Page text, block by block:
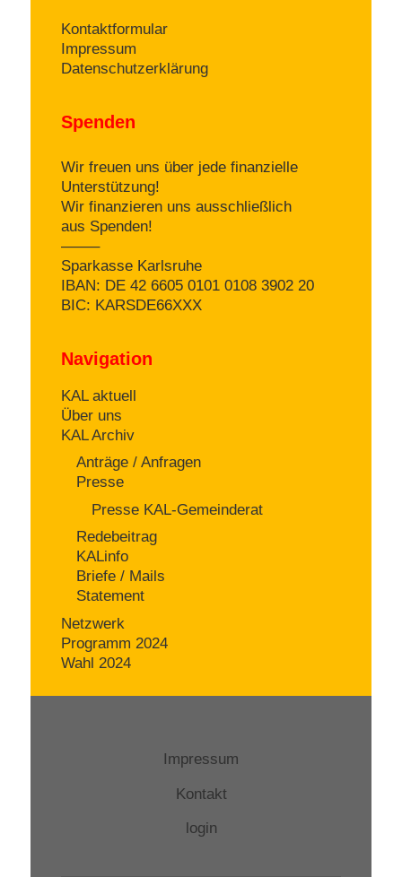
Kontaktformular
Impressum
Datenschutzerklärung
Spenden
Wir freuen uns über jede finanzielle
Unterstützung!
Wir finanzieren uns ausschließlich
aus Spenden!
——–
Sparkasse Karlsruhe
IBAN: DE 42 6605 0101 0108 3902 20
BIC: KARSDE66XXX
Navigation
KAL aktuell
Über uns
KAL Archiv
Anträge / Anfragen
Presse
Presse KAL-Gemeinderat
Redebeitrag
KALinfo
Briefe / Mails
Statement
Netzwerk
Programm 2024
Wahl 2024
Impressum
Kontakt
login